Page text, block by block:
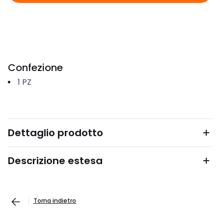
Confezione
1 PZ
Dettaglio prodotto
Descrizione estesa
Torna indietro